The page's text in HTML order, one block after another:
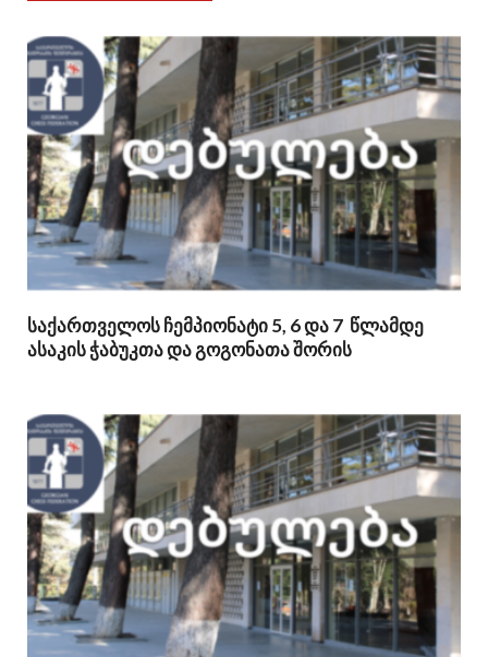
საქართველოს ჩემპიონატი 5, 6 და 7 წლამდე
ასაკის ჭაბუკთა და გოგონათა შორის